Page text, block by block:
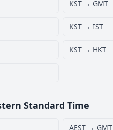
KST → GMT
KST → IST
KST → HKT
Standard Time
AEST → GMT